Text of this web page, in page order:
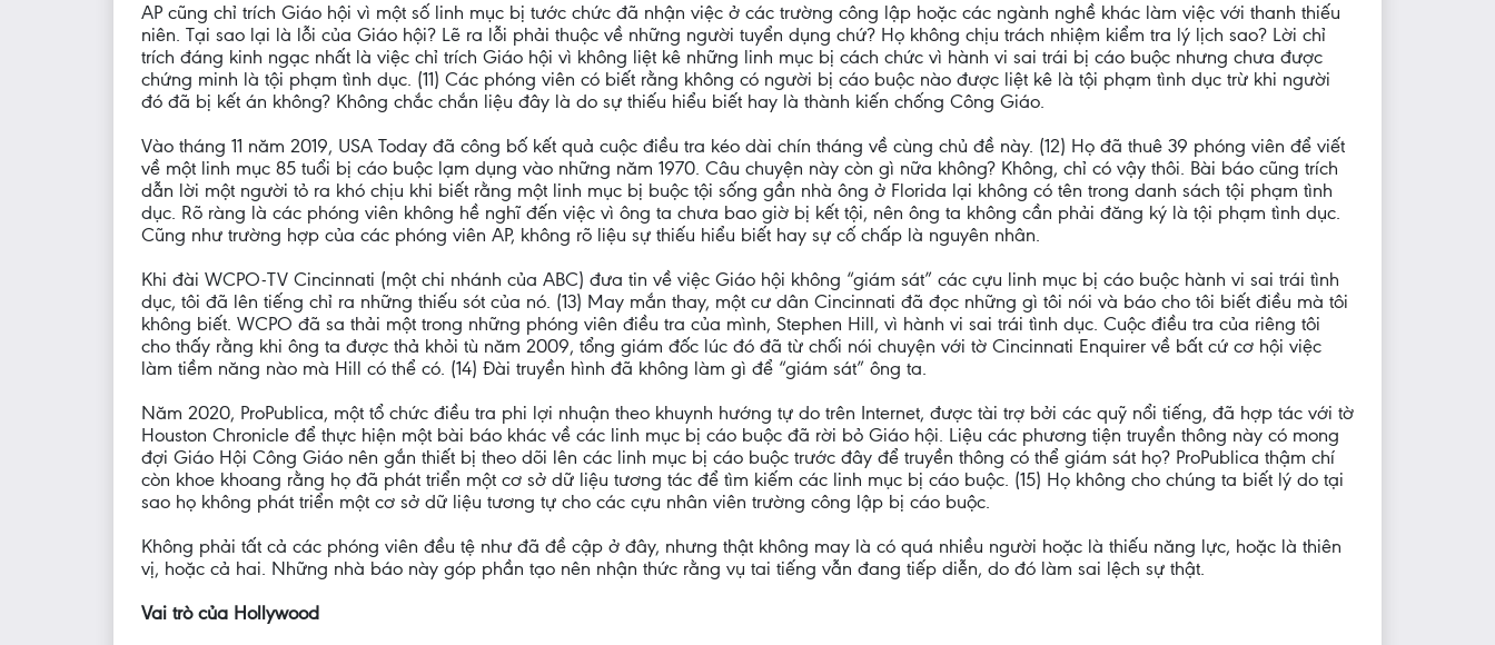
AP cũng chỉ trích Giáo hội vì một số linh mục bị tước chức đã nhận việc ở các trường công lập hoặc các ngành nghề khác làm việc với thanh thiếu
niên. Tại sao lại là lỗi của Giáo hội? Lẽ ra lỗi phải thuộc về những người tuyển dụng chứ? Họ không chịu trách nhiệm kiểm tra lý lịch sao? Lời chỉ
trích đáng kinh ngạc nhất là việc chỉ trích Giáo hội vì không liệt kê những linh mục bị cách chức vì hành vi sai trái bị cáo buộc nhưng chưa được
chứng minh là tội phạm tình dục. (11) Các phóng viên có biết rằng không có người bị cáo buộc nào được liệt kê là tội phạm tình dục trừ khi người
đó đã bị kết án không? Không chắc chắn liệu đây là do sự thiếu hiểu biết hay là thành kiến chống Công Giáo.
Vào tháng 11 năm 2019, USA Today đã công bố kết quả cuộc điều tra kéo dài chín tháng về cùng chủ đề này. (12) Họ đã thuê 39 phóng viên để viết
về một linh mục 85 tuổi bị cáo buộc lạm dụng vào những năm 1970. Câu chuyện này còn gì nữa không? Không, chỉ có vậy thôi. Bài báo cũng trích
dẫn lời một người tỏ ra khó chịu khi biết rằng một linh mục bị buộc tội sống gần nhà ông ở Florida lại không có tên trong danh sách tội phạm tình
dục. Rõ ràng là các phóng viên không hề nghĩ đến việc vì ông ta chưa bao giờ bị kết tội, nên ông ta không cần phải đăng ký là tội phạm tình dục.
Cũng như trường hợp của các phóng viên AP, không rõ liệu sự thiếu hiểu biết hay sự cố chấp là nguyên nhân.
Khi đài WCPO-TV Cincinnati (một chi nhánh của ABC) đưa tin về việc Giáo hội không “giám sát” các cựu linh mục bị cáo buộc hành vi sai trái tình
dục, tôi đã lên tiếng chỉ ra những thiếu sót của nó. (13) May mắn thay, một cư dân Cincinnati đã đọc những gì tôi nói và báo cho tôi biết điều mà tôi
không biết. WCPO đã sa thải một trong những phóng viên điều tra của mình, Stephen Hill, vì hành vi sai trái tình dục. Cuộc điều tra của riêng tôi
cho thấy rằng khi ông ta được thả khỏi tù năm 2009, tổng giám đốc lúc đó đã từ chối nói chuyện với tờ Cincinnati Enquirer về bất cứ cơ hội việc
làm tiềm năng nào mà Hill có thể có. (14) Đài truyền hình đã không làm gì để “giám sát” ông ta.
Năm 2020, ProPublica, một tổ chức điều tra phi lợi nhuận theo khuynh hướng tự do trên Internet, được tài trợ bởi các quỹ nổi tiếng, đã hợp tác với tờ
Houston Chronicle để thực hiện một bài báo khác về các linh mục bị cáo buộc đã rời bỏ Giáo hội. Liệu các phương tiện truyền thông này có mong
đợi Giáo Hội Công Giáo nên gắn thiết bị theo dõi lên các linh mục bị cáo buộc trước đây để truyền thông có thể giám sát họ? ProPublica thậm chí
còn khoe khoang rằng họ đã phát triển một cơ sở dữ liệu tương tác để tìm kiếm các linh mục bị cáo buộc. (15) Họ không cho chúng ta biết lý do tại
sao họ không phát triển một cơ sở dữ liệu tương tự cho các cựu nhân viên trường công lập bị cáo buộc.
Không phải tất cả các phóng viên đều tệ như đã đề cập ở đây, nhưng thật không may là có quá nhiều người hoặc là thiếu năng lực, hoặc là thiên
vị, hoặc cả hai. Những nhà báo này góp phần tạo nên nhận thức rằng vụ tai tiếng vẫn đang tiếp diễn, do đó làm sai lệch sự thật.
Vai trò của Hollywood